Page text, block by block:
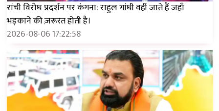
रांची विरोध प्रदर्शन पर कंगना: राहुल गांधी वहीं जाते हैं जहाँ
भड़काने की ज़रूरत होती है।
2026-08-06 17:22:58